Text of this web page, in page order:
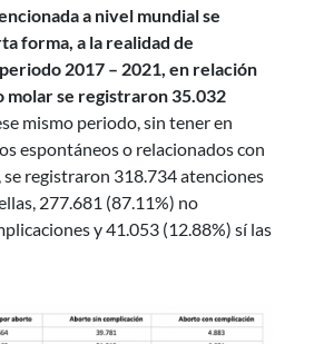
a nivel mundial se
forma, a la realidad de
2017 – 2021, en relación
molar se registraron 35.032
mismo periodo, sin tener en
espontáneos o relacionados con
se registraron 318.734 atenciones
277.681 (87.11%) no
y 41.053 (12.88%) sí las